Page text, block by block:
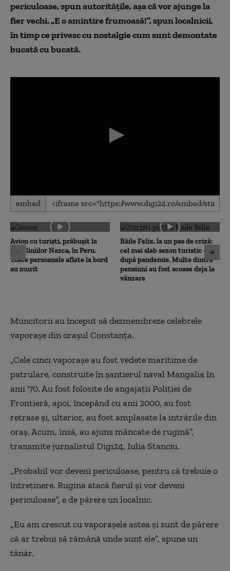
periculoase, spun autoritățile, așa că vor ajunge la
fier vechi. „E o amintire frumoasă!”, spun localnicii,
în timp ce privesc cu nostalgie cum sunt demontate
bucată cu bucată.
0
seconds
0
seconds
embed
Avion cu turiști, prăbușit la
situl liniilor Nazca, în Peru.
Toate persoanele aflate la bord
au murit
Băile Felix, la un pas de criză:
cel mai slab sezon turistic de
după pandemie. Multe dintre
pensiuni au fost scoase deja la
vânzare
Muncitorii au început să dezmembreze celebrele
vaporașe din orașul Constanța.
„Cele cinci vaporașe au fost vedete maritime de
patrulare, construite în șantierul naval Mangalia în
anii '70. Au fost folosite de angajații Poliției de
Frontieră, apoi, începând cu anii 2000, au fost
retrase și, ulterior, au fost amplasate la intrările din
oraș. Acum, însă, au ajuns mâncate de rugină”,
transmite jurnalistul Digi24, Iulia Stanciu.
„Probabil vor deveni periculoase, pentru că trebuie o
întreținere. Rugina atacă fierul și vor deveni
periculoase”, e de părere un localnic.
„Eu am crescut cu vaporașele astea și sunt de părere
că ar trebui să rămână unde sunt ele”, spune un
tânăr.